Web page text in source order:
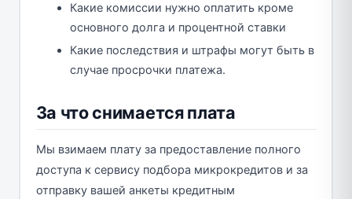
Какие комиссии нужно оплатить кроме
основного долга и процентной ставки
Какие последствия и штрафы могут быть в
случае просрочки платежа.
За что снимается плата
Мы взимаем плату за предоставление полного
доступа к сервису подбора микрокредитов и за
отправку вашей анкеты кредитным